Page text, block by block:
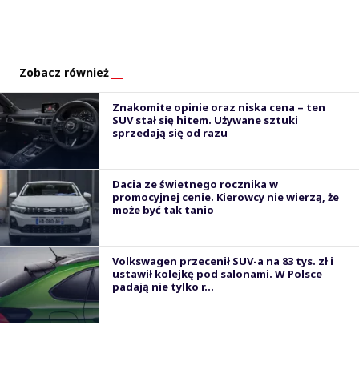
Zobacz również
Znakomite opinie oraz niska cena – ten
SUV stał się hitem. Używane sztuki
sprzedają się od razu
Dacia ze świetnego rocznika w
promocyjnej cenie. Kierowcy nie wierzą, że
może być tak tanio
Volkswagen przecenił SUV-a na 83 tys. zł i
ustawił kolejkę pod salonami. W Polsce
padają nie tylko r...